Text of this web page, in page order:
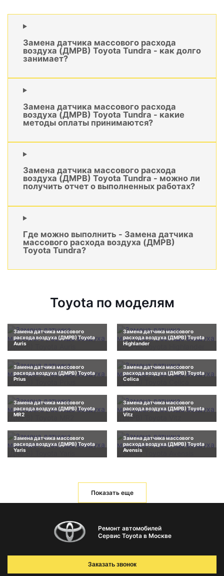
Замена датчика массового расхода
воздуха (ДМРВ) Toyota Tundra - как долго
занимает?
Замена датчика массового расхода
воздуха (ДМРВ) Toyota Tundra - какие
методы оплаты принимаются?
Замена датчика массового расхода
воздуха (ДМРВ) Toyota Tundra - можно ли
получить отчет о выполненных работах?
Где можно выполнить - Замена датчика
массового расхода воздуха (ДМРВ)
Toyota Tundra?
Toyota по моделям
Замена датчика массового
расхода воздуха (ДМРВ) Toyota
Auris
Замена датчика массового
расхода воздуха (ДМРВ) Toyota
Highlander
Замена датчика массового
расхода воздуха (ДМРВ) Toyota
Prius
Замена датчика массового
расхода воздуха (ДМРВ) Toyota
Celica
Замена датчика массового
расхода воздуха (ДМРВ) Toyota
MR2
Замена датчика массового
расхода воздуха (ДМРВ) Toyota
Vitz
Замена датчика массового
расхода воздуха (ДМРВ) Toyota
Yaris
Замена датчика массового
расхода воздуха (ДМРВ) Toyota
Avensis
Показать еще
Ремонт автомобилей
Сервис Toyota в Москве
Заказать звонок